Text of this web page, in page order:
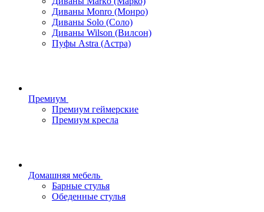
Диваны Monro (Монро)
Диваны Solo (Соло)
Диваны Wilson (Вилсон)
Пуфы Astra (Астра)
Премиум
Премиум геймерские
Премиум кресла
Домашняя мебель
Барные стулья
Обеденные стулья